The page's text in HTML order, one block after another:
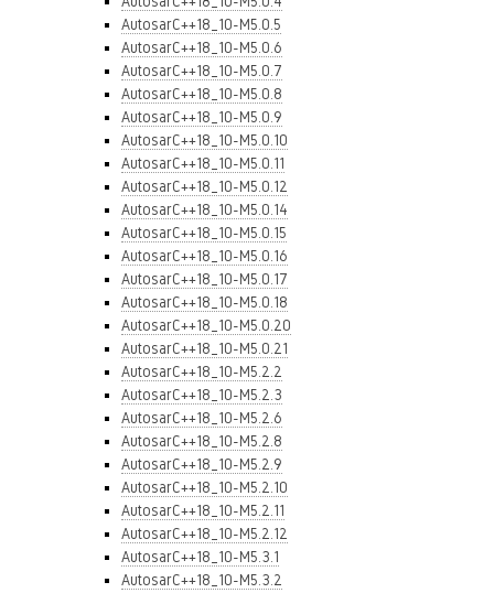
AutosarC++18_10-M5.0.5
AutosarC++18_10-M5.0.6
AutosarC++18_10-M5.0.7
AutosarC++18_10-M5.0.8
AutosarC++18_10-M5.0.9
AutosarC++18_10-M5.0.10
AutosarC++18_10-M5.0.11
AutosarC++18_10-M5.0.12
AutosarC++18_10-M5.0.14
AutosarC++18_10-M5.0.15
AutosarC++18_10-M5.0.16
AutosarC++18_10-M5.0.17
AutosarC++18_10-M5.0.18
AutosarC++18_10-M5.0.20
AutosarC++18_10-M5.0.21
AutosarC++18_10-M5.2.2
AutosarC++18_10-M5.2.3
AutosarC++18_10-M5.2.6
AutosarC++18_10-M5.2.8
AutosarC++18_10-M5.2.9
AutosarC++18_10-M5.2.10
AutosarC++18_10-M5.2.11
AutosarC++18_10-M5.2.12
AutosarC++18_10-M5.3.1
AutosarC++18_10-M5.3.2